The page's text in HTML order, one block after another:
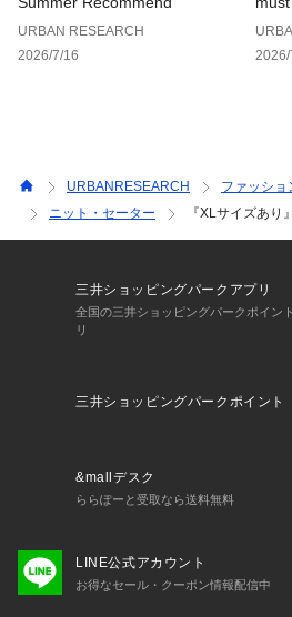
にマッチ
・ダークになりがちな冬アウターの
カラーにも最適
※この商品は、素材の特性上、着用
する場合があります。ピリングは引
さなハサミなどで丁寧に取り除いて
総重量 : 約335g
※商品画像は、光の当たり具合やパ
※商品の色味の目安は、商品単体の
お気に入り登録商品は、マイページ
状況の確認が可能です。
素材感
透け感 : ややあり(IVORY)
URBAN RESEARCH
2026/7/16
2026/
URBANRESEARCH ファッショ
ニット・セーター
『XLサイズあり
三井ショッピングパークアプリ
全国の三井ショッピングパークポイン
リ
三井ショッピングパークポイント
&mallデスク
ららぽーと受取なら送料無料
LINE公式アカウント
お得なセール・クーポン情報配信中